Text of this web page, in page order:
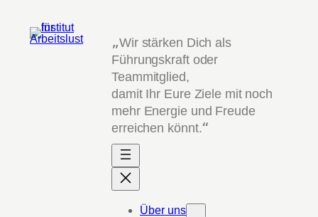
Inhalt
springen
„Wir stärken Dich als
Führungskraft oder
Teammitglied,
damit Ihr Eure Ziele mit noch
mehr Energie und Freude
erreichen könnt.“
Über uns